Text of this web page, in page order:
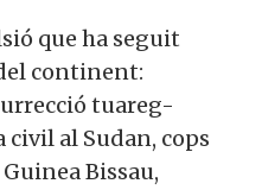
que ha seguit
continent:
tuareg-
al Sudan, cops
Bissau,